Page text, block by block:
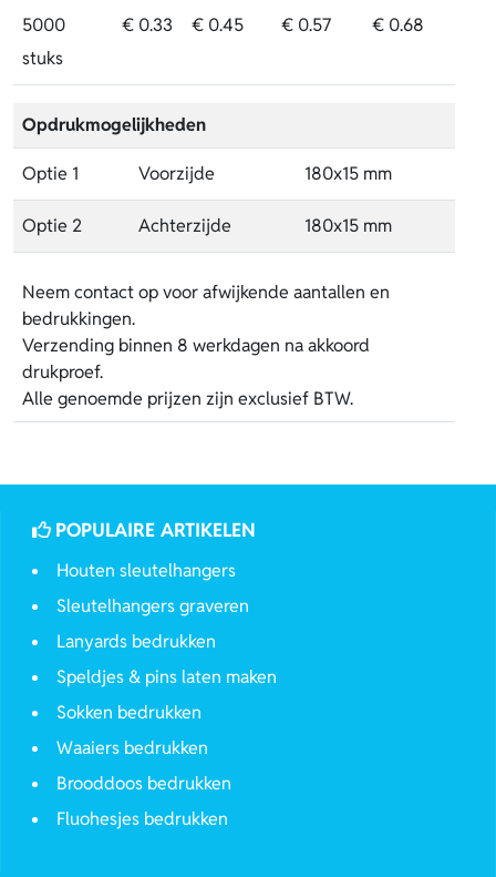
5000
stuks
€ 0.33 € 0.45 € 0.57 € 0.68
Opdrukmogelijkheden
Optie 1 Voorzijde 180x15 mm
Optie 2 Achterzijde 180x15 mm
Neem contact op voor afwijkende aantallen en
bedrukkingen.
Verzending binnen 8 werkdagen na akkoord
drukproef.
Alle genoemde prijzen zijn exclusief BTW.
POPULAIRE ARTIKELEN
Houten sleutelhangers
Sleutelhangers graveren
Lanyards bedrukken
Speldjes & pins laten maken
Sokken bedrukken
Waaiers bedrukken
Brooddoos bedrukken
Fluohesjes bedrukken